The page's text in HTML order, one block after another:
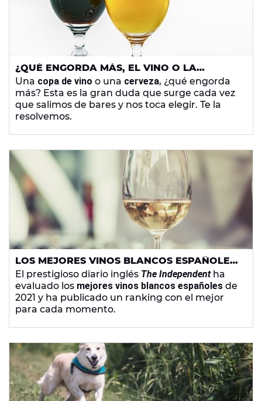
¿QUÉ ENGORDA MÁS, EL VINO O LA
CERVEZA?
Una copa de vino o una cerveza, ¿qué engorda
más? Esta es la gran duda que surge cada vez
que salimos de bares y nos toca elegir. Te la
resolvemos.
LOS MEJORES VINOS BLANCOS ESPAÑOLES
DE 2021
El prestigioso diario inglés The Independentha
evaluado los mejores vinos blancos españoles de
2021 y ha publicado un ranking con el mejor
para cada momento.